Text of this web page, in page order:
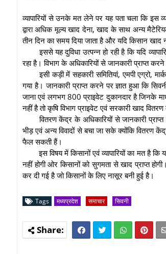
व्यापारियों से उनके मत लेने पर यह पता चला कि इस
द्वारा अधिक मूल्य खाद देना, खाद के साथ अन्य
तीन दिन का समय दिया जाता है और यदि किसान खाद
इससे यह दुविधा उत्पन्न हो रही है कि यदि
रहा है। विभाग के अधिकारियों से जानकारी प्राप्त
इसी कड़ी में सहकारी समितियां, एमपी एग्रो,
गया है। जानकारी प्राप्त करने पर ज्ञात हुआ कि
जाना एवं लगभग 800 प्राइवेट दुकानदार है जिनके
नहीं है तो कृषि विभाग प्राइवेट एवं सरकारी खाद
वितरण केंद्र के अधिकारियों से जानकारी
भीड़ एवं अन्य विवादों से बचा जा सके क्योंकि वितरण
फैल सकती हैं।
इस विषय में किसानों एवं व्यापारियों का मत है
नहीं होगी ओर किसानों को सुगमता से खाद प्राप्त
कर दी गई है जो किसानों के लिए नासूर बनी हुई है।
Tags मध्यप्रदेश समाचार सिवनी